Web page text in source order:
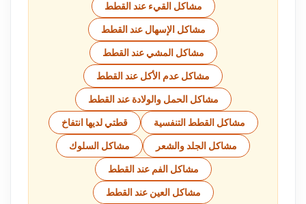
مشاكل القيء عند القطط
مشاكل الإسهال عند القطط
مشاكل المشي عند القطط
مشاكل عدم الأكل عند القطط
مشاكل الحمل والولادة عند القطط
مشاكل القطط التنفسية قطتي لديها انتفاخ
مشاكل الجلد والشعر مشاكل السلوك
مشاكل الفم عند القطط
مشاكل العين عند القطط